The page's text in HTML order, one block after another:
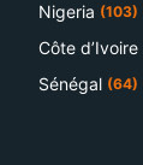
Nigeria (103)
Côte d’Ivoire
Sénégal (64)